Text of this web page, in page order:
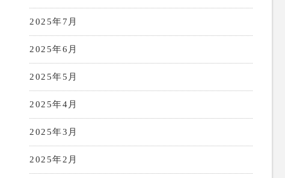
2025年7月
2025年6月
2025年5月
2025年4月
2025年3月
2025年2月